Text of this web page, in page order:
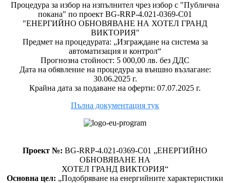
Процедура за избор на изпълнител чрез избор с "Публична
покана" по проект BG-RRP-4.021-0369-C01
"ЕНЕРГИЙНО ОБНОВЯВАНЕ НА ХОТЕЛ ГРАНД
ВИКТОРИЯ"
Предмет на процедурата: „Изграждане на система за
автоматизация и контрол“
Прогнозна стойност: 5 000,00 лв. без ДДС
Дата на обявление на процедура за външно възлагане:
30.06.2025 г.
Крайна дата за подаване на оферти: 07.07.2025 г.
Пълна документация тук
Проект №: BG-RRP-4.021-0369-C01 „ЕНЕРГИЙНО
ОБНОВЯВАНЕ НА
ХОТЕЛ ГРАНД ВИКТОРИЯ“
Основна цел: „Подобряване на енергийните характеристики